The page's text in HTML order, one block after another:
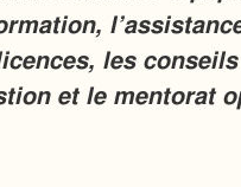
les
et le mentorat